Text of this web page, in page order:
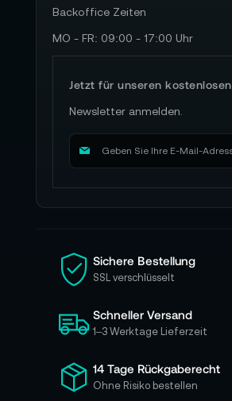
Backoffice Zeiten
MO - FR: 09:00 - 17:00 Uhr
Jetzt für unseren kostenlosen
Newsletter anmelden.
M
d
i
e
s
c
h
ü
r
u
Sichere Bestellung
SSL verschlüsselt
Schneller Versand
1–3 Werktage Lieferzeit
14 Tage Rückgaberecht
Ohne Risiko bestellen